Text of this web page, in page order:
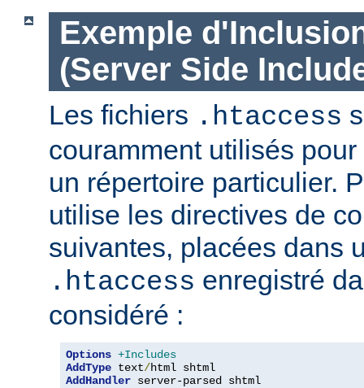
Exemple
(Server Side
Les fichiers .htaccess
couramment utilisés
un répertoire particulier.
utilise les directives de
suivantes, placées dans
.htaccess enregistré
considéré :
Options +Includes
AddType text/
AddHandler server-parsed shtml